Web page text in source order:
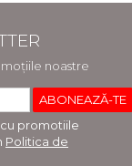
noastre
promotiile
Politica de